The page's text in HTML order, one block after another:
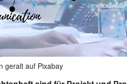
geralt auf Pixabay